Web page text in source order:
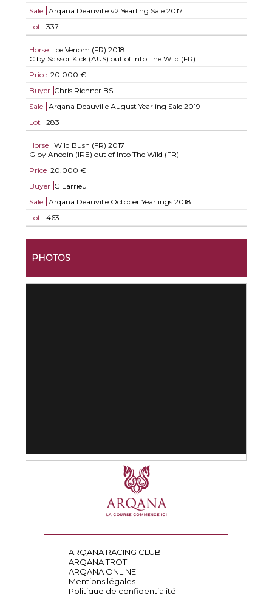
Sale
Arqana Deauville v2 Yearling Sale 2017
Lot
337
Horse Ice Venom (FR) 2018
C by Scissor Kick (AUS) out of Into The Wild (FR)
Price 20.000 €
Buyer Chris Richner BS
Sale
Arqana Deauville August Yearling Sale 2019
Lot
283
Horse Wild Bush (FR) 2017
G by Anodin (IRE) out of Into The Wild (FR)
Price 20.000 €
Buyer G Larrieu
Sale
Arqana Deauville October Yearlings 2018
Lot
463
PHOTOS
ARQANA RACING CLUB
ARQANA TROT
ARQANA ONLINE
Mentions légales
Politique de confidentialité